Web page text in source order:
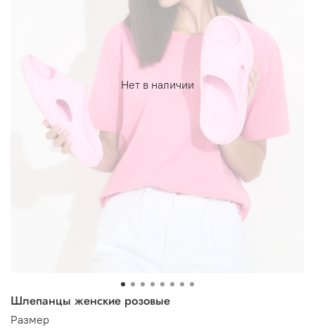
Нет в наличии
Шлепанцы женские розовые
Размер